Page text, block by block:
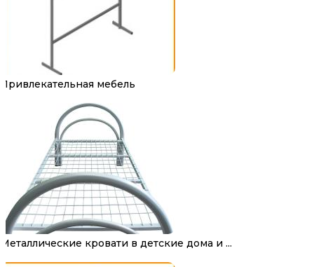
Привлекательная мебель
Металлические кровати в детские дома и ...